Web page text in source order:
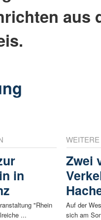
aus
in
"Rhein
...
Zwei
Auf der
sich am